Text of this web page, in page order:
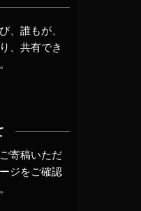
、誰もが、
、共有でき
寄稿いただ
ジをご確認